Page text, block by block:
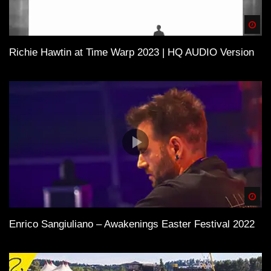
Richie Hawtin at Time Warp 2023 | HQ AUDIO Version
Enrico Sangiuliano – Awakenings Easter Festival 2022